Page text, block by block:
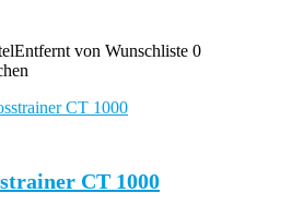
Entfernt von Wunschliste 0
CT 1000